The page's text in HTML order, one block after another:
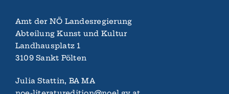
Amt der NÖ Landes­regierung
Abteilung Kunst und Kultur
Landhaus­platz 1
3109 Sankt Pölten
Julia Stattin, BA MA